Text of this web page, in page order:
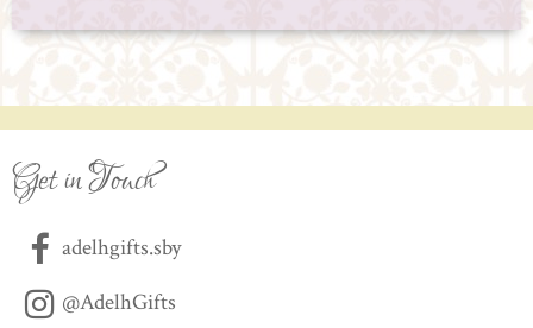
Get in Touch
adelhgifts.sby
@AdelhGifts